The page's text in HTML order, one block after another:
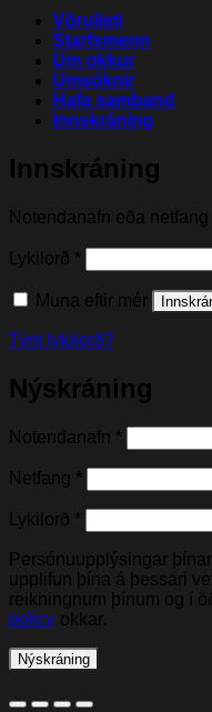
Vörulisti
Starfsmenn
Um okkur
Umsóknir
Hafa samband
Innskráning
Innskráning
Notendanafn eða netfang
Lykilorð *
Muna eftir mér
Týnt lykilorð?
Nýskráning
Notendanafn *
Netfang *
Lykilorð *
Persónuupplýsingar
upplifun þína á þessari
reikningnum þínum og í
policy okkar.
Nýskráning